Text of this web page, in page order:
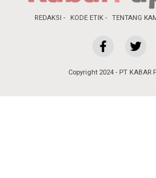
REDAKSI KODE ETIK TENTANG
Copyright 2024 - PT KABAR